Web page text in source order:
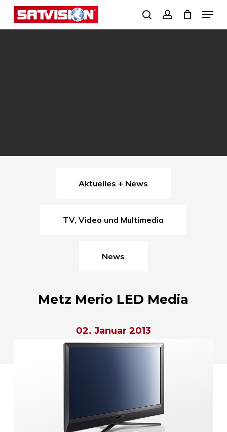
Skip
search
Menu
Aktuelles + News
TV, Video und Multimedia
News
Metz Merio LED Media
02. Januar 2013